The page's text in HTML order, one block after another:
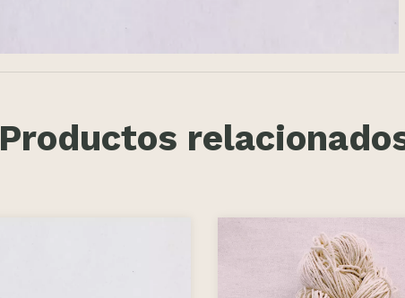
Productos